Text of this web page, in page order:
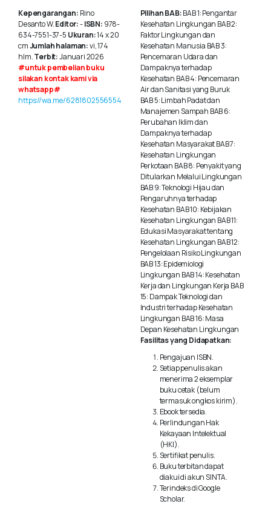
Kepengarangan: Rino
Desanto W.Editor:-ISBN: 978-
634-7551-37-5 Ukuran:14 x 20
cmJumlah halaman:vi, 174
hlm.Terbit:Januari 2026
#untuk pembelian buku
silakan kontak kami via
whatsapp#
https://wa.me/6281802556554
product
has
multiple
variants.
The
options
may
be
chosen
on
the
product
page
Pilihan BAB:BAB 1: Pengantar
Kesehatan Lingkungan BAB 2:
Faktor Lingkungan dan
Kesehatan Manusia BAB 3:
Pencemaran Udara dan
Dampaknya terhadap
Kesehatan BAB 4: Pencemaran
Air dan Sanitasi yang Buruk
BAB 5: Limbah Padat dan
Manajemen Sampah BAB 6:
Perubahan Iklim dan
Dampaknya terhadap
Kesehatan Masyarakat BAB 7:
Kesehatan Lingkungan
Perkotaan BAB 8: Penyakit yang
Ditularkan Melalui Lingkungan
BAB 9: Teknologi Hijau dan
Pengaruhnya terhadap
Kesehatan BAB 10: Kebijakan
Kesehatan Lingkungan BAB 11:
Edukasi Masyarakat tentang
Kesehatan Lingkungan BAB 12:
Pengelolaan Risiko Lingkungan
BAB 13: Epidemiologi
Lingkungan BAB 14: Kesehatan
Kerja dan Lingkungan Kerja BAB
15: Dampak Teknologi dan
Industri terhadap Kesehatan
Lingkungan BAB 16: Masa
Depan Kesehatan Lingkungan
Fasilitas yang Didapatkan:
Pengajuan ISBN.
Setiap penulis akan
menerima 2 eksemplar
buku cetak (belum
termasuk ongkos kirim).
Ebook tersedia.
Perlindungan Hak
Kekayaan Intelektual
(HKI).
Sertifikat penulis.
Buku terbitan dapat
diakui di akun SINTA.
Terindeks di Google
Scholar.